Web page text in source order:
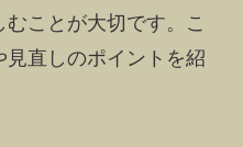
ことが大切です。こ
直しのポイントを紹